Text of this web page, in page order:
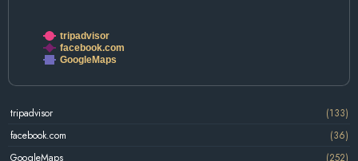
tripadvisor
facebook.com
GoogleMaps
tripadvisor
(133)
facebook.com
(36)
GoogleMaps
(252)